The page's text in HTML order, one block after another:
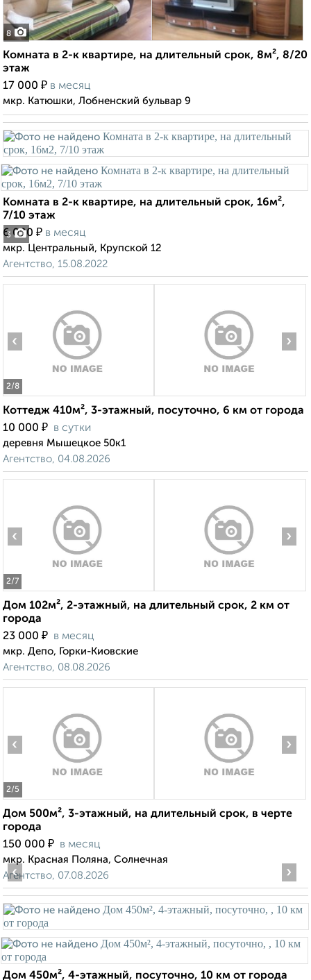
8
Комната в 2-к квартире, на длительный срок, 8м², 8/20
этаж
17 000 ₽ в месяц
мкр. Катюшки, Лобненский бульвар 9
3
Комната в 2-к квартире, на длительный срок, 16м²,
7/10 этаж
6 000 ₽ в месяц
мкр. Центральный, Крупской 12
Агентство, 15.08.2022
2/8
‹ ›
Коттедж 410м², 3-этажный, посуточно, 6 км от города
10 000 ₽ в сутки
деревня Мышецкое 50к1
Агентство, 04.08.2026
2/7
‹ ›
Дом 102м², 2-этажный, на длительный срок, 2 км от
города
23 000 ₽ в месяц
мкр. Депо, Горки-Киовские
Агентство, 08.08.2026
2/5
‹ ›
Дом 500м², 3-этажный, на длительный срок, в черте
города
150 000 ₽ в месяц
мкр. Красная Поляна, Солнечная
Агентство, 07.08.2026
‹ ›
Дом 450м², 4-этажный, посуточно, 10 км от города